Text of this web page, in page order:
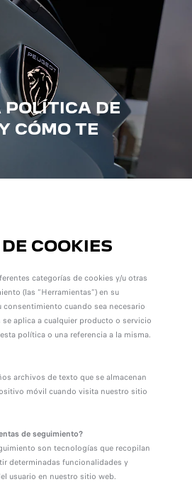
POLÍTICA DE
CÓMO TE
COOKIES
categorías de cookies y/u otras
(las “Herramientas”) en su
cuando sea necesario
aplica a cualquier producto o servicio
política o una referencia a la misma.
archivos de texto que se almacenan
móvil cuando visita nuestro sitio
de seguimiento?
son tecnologías que recopilan
determinadas funcionalidades y
usuario en nuestro sitio web.